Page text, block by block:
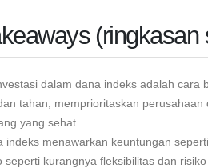
(ringkasan
dalam dana indeks adalah
tahan, memprioritaskan
yang sehat.
indeks menawarkan keuntungan
seperti kurangnya fleksibilitas dan risiko